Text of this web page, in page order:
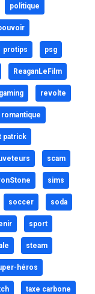
politique
protips psg
ReaganLeFilm
revolte
romantique
patrick
scam
sims
soccer soda
sport
steam
héros
taxe carbone